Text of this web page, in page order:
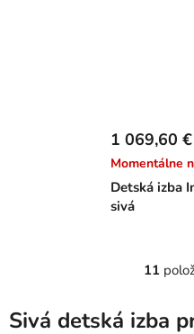
Detská izba
sivá
1 069,60 €
Momentálne
11
Sivá detská izba